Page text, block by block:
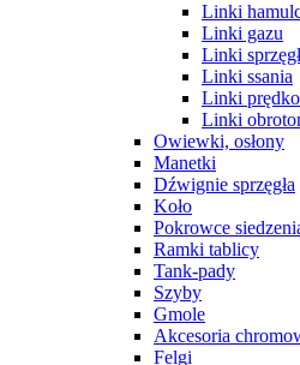
Linki
Linki gazu
Linki
Linki ssania
Linki
Linki
Owiewki, osłony
Manetki
Dźwignie sprzęgła
Koło
Pokrowce
Ramki tablicy
Tank-pady
Szyby
Gmole
Akcesoria
Felgi